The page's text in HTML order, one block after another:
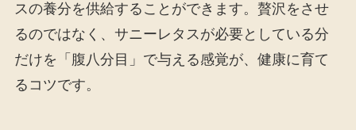
スの養分を供給することができます。贅沢をさせ
るのではなく、サニーレタスが必要としている分
だけを「腹八分目」で与える感覚が、健康に育て
るコツです。